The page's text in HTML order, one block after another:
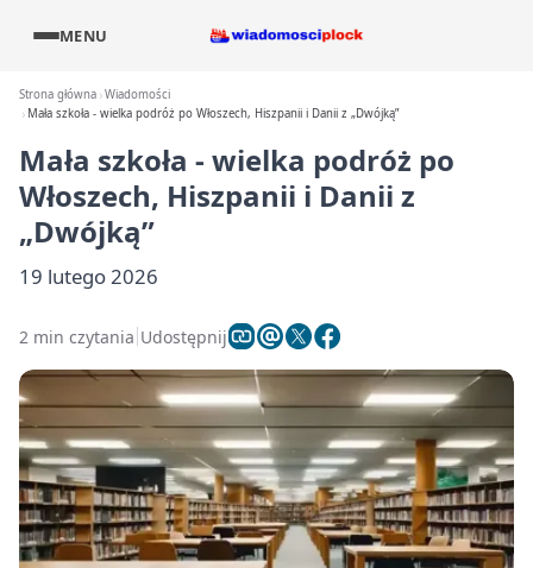
MENU
Strona główna Wiadomości
Mała szkoła - wielka podróż po Włoszech, Hiszpanii i Danii z „Dwójką”
Mała szkoła - wielka podróż po
Włoszech, Hiszpanii i Danii z
„Dwójką”
19 lutego 2026
2 min czytania Udostępnij